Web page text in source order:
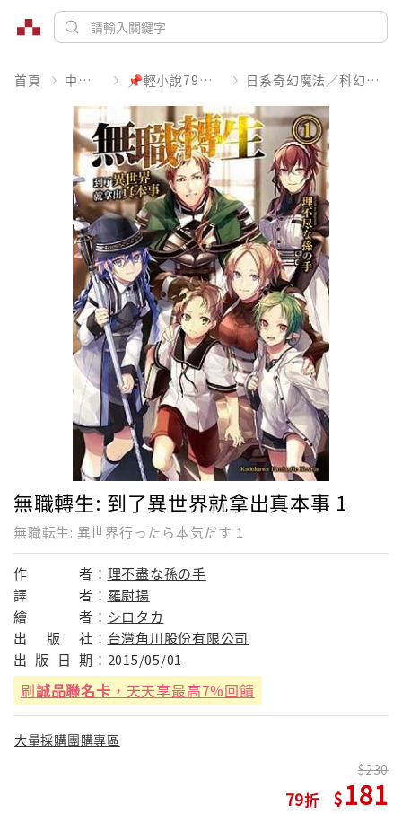
首頁 中文書 📌輕小說79折起 日系奇幻魔法／科幻冒險
無職轉生: 到了異世界就拿出真本事 1
無職転生: 異世界行ったら本気だす 1
作 者： 理不盡な孫の手
譯
者： 羅尉揚
繪
者： シロタカ
出
版 社： 台灣角川股份有限公司
出 版 日 期： 2015/05/01
刷誠品聯名卡 ，天天享最高7%回饋
大量採購團購專區
79
230
181